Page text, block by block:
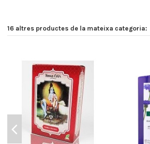
16 altres productes de la mateixa categoria: